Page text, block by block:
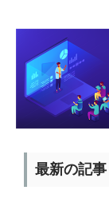
最新の記事